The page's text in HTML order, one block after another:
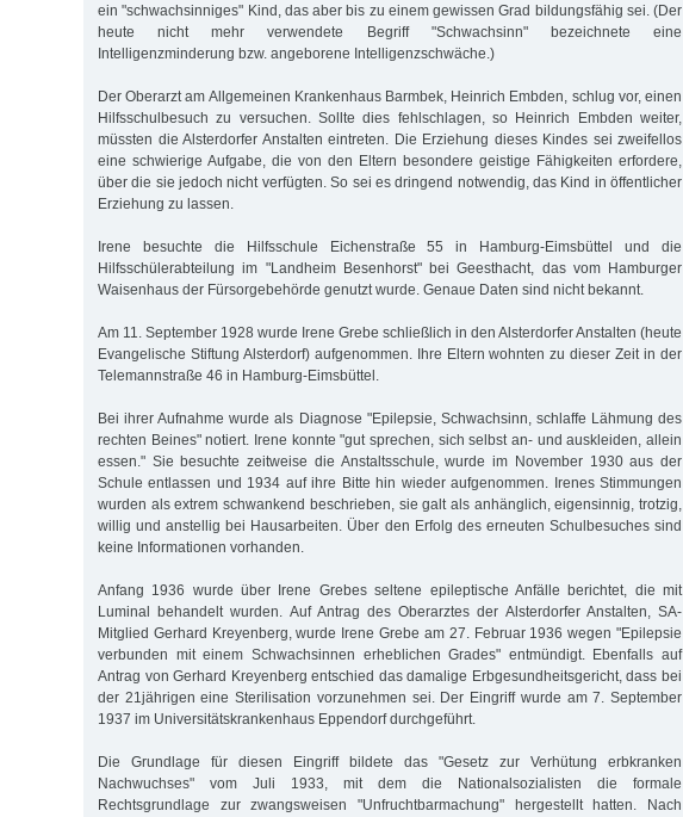
ein "schwachsinniges" Kind, das aber bis zu einem gewissen Grad bildungsfähig sei. (Der
heute nicht mehr verwendete Begriff "Schwachsinn" bezeichnete eine
Intelligenzminderung bzw. angeborene Intelligenzschwäche.)
Der Oberarzt am Allgemeinen Krankenhaus Barmbek, Heinrich Embden, schlug vor, einen
Hilfsschulbesuch zu versuchen. Sollte dies fehlschlagen, so Heinrich Embden weiter,
müssten die Alsterdorfer Anstalten eintreten. Die Erziehung dieses Kindes sei zweifellos
eine schwierige Aufgabe, die von den Eltern besondere geistige Fähigkeiten erfordere,
über die sie jedoch nicht verfügten. So sei es dringend notwendig, das Kind in öffentlicher
Erziehung zu lassen.
Irene besuchte die Hilfsschule Eichenstraße 55 in Hamburg-Eimsbüttel und die
Hilfsschülerabteilung im "Landheim Besenhorst" bei Geesthacht, das vom Hamburger
Waisenhaus der Fürsorgebehörde genutzt wurde. Genaue Daten sind nicht bekannt.
Am 11. September 1928 wurde Irene Grebe schließlich in den Alsterdorfer Anstalten (heute
Evangelische Stiftung Alsterdorf) aufgenommen. Ihre Eltern wohnten zu dieser Zeit in der
Telemannstraße 46 in Hamburg-Eimsbüttel.
Bei ihrer Aufnahme wurde als Diagnose "Epilepsie, Schwachsinn, schlaffe Lähmung des
rechten Beines" notiert. Irene konnte "gut sprechen, sich selbst an- und auskleiden, allein
essen." Sie besuchte zeitweise die Anstaltsschule, wurde im November 1930 aus der
Schule entlassen und 1934 auf ihre Bitte hin wieder aufgenommen. Irenes Stimmungen
wurden als extrem schwankend beschrieben, sie galt als anhänglich, eigensinnig, trotzig,
willig und anstellig bei Hausarbeiten. Über den Erfolg des erneuten Schulbesuches sind
keine Informationen vorhanden.
Anfang 1936 wurde über Irene Grebes seltene epileptische Anfälle berichtet, die mit
Luminal behandelt wurden. Auf Antrag des Oberarztes der Alsterdorfer Anstalten, SA-
Mitglied Gerhard Kreyenberg, wurde Irene Grebe am 27. Februar 1936 wegen "Epilepsie
verbunden mit einem Schwachsinnen erheblichen Grades" entmündigt. Ebenfalls auf
Antrag von Gerhard Kreyenberg entschied das damalige Erbgesundheitsgericht, dass bei
der 21jährigen eine Sterilisation vorzunehmen sei. Der Eingriff wurde am 7. September
1937 im Universitätskrankenhaus Eppendorf durchgeführt.
Die Grundlage für diesen Eingriff bildete das "Gesetz zur Verhütung erbkranken
Nachwuchses" vom Juli 1933, mit dem die Nationalsozialisten die formale
Rechtsgrundlage zur zwangsweisen "Unfruchtbarmachung" hergestellt hatten. Nach